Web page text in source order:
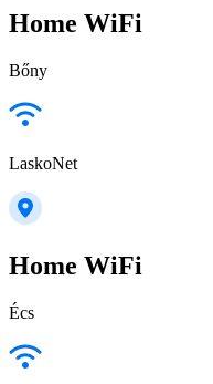
Home WiFi
Bőny
LaskoNet
Home WiFi
Écs